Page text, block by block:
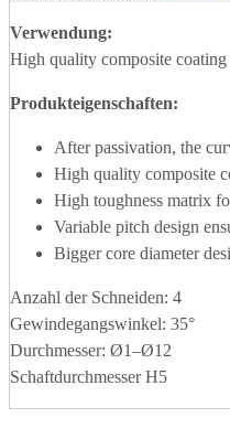
Verwendung:
High quality composite
Produkteigenschaften:
After passivation, the
High quality composite
High toughness matrix
Variable pitch design
Bigger core diameter
Anzahl der Schneiden: 4
Gewindegangswinkel: 35°
Durchmesser: Ø1–Ø12
Schaftdurchmesser H5